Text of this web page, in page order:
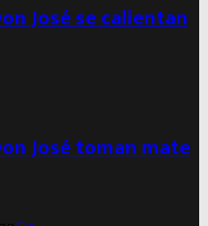
José se calientan
José toman mate